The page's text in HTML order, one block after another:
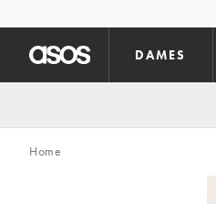
DAMES
Home